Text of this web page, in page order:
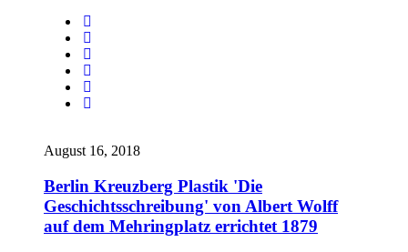
August 16, 2018
Berlin Kreuzberg Plastik 'Die
Geschichtsschreibung' von Albert Wolff
auf dem Mehringplatz errichtet 1879